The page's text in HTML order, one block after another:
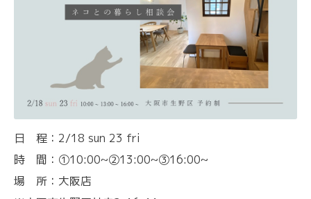
日 程：2/18 sun 23 fri
時 間：①10:00~②13:00~③16:00~
場 所：大阪店